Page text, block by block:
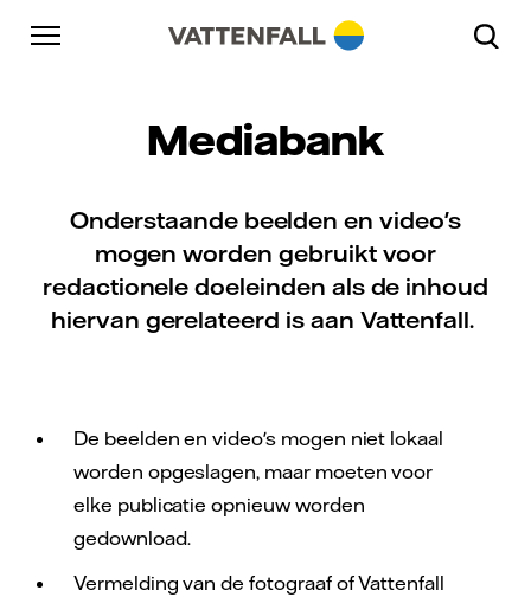
Naar content
Naar hoofdnavigatie
Ga naar footer
Mediabank
Onderstaande beelden en video's
mogen worden gebruikt voor
redactionele doeleinden als de inhoud
hiervan gerelateerd is aan Vattenfall.
De beelden en video's mogen niet lokaal
worden opgeslagen, maar moeten voor
elke publicatie opnieuw worden
gedownload.
Vermelding van de fotograaf of Vattenfall
Naar hoofdnavigatie